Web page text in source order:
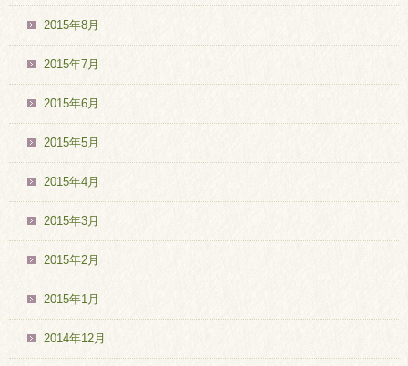
2015年8月
2015年7月
2015年6月
2015年5月
2015年4月
2015年3月
2015年2月
2015年1月
2014年12月